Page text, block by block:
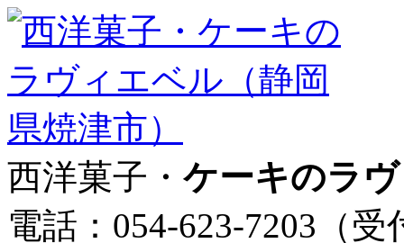
西洋菓子・ ケーキのラ
電話：054-623-7203（